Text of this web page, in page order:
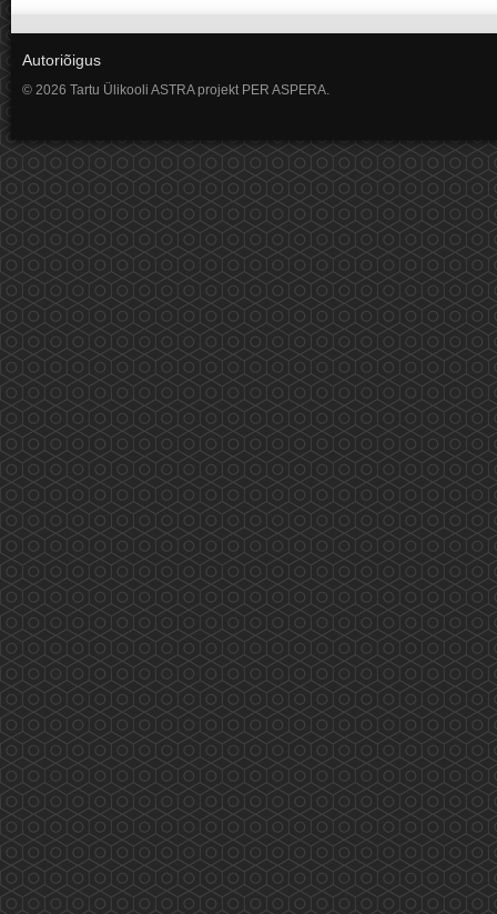
Autoriõigus
© 2026 Tartu Ülikooli ASTRA projekt PER ASPERA.